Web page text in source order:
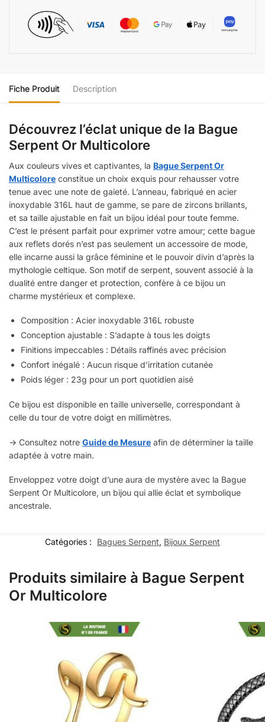
Fiche Produit Description
Découvrez l’éclat unique de la Bague
Serpent Or Multicolore
Aux couleurs vives et captivantes, la Bague Serpent Or
Multicolore constitue un choix exquis pour rehausser votre
tenue avec une note de gaieté. L’anneau, fabriqué en acier
inoxydable 316L haut de gamme, se pare de zircons brillants,
et sa taille ajustable en fait un bijou idéal pour toute femme.
C’est le présent parfait pour exprimer votre amour; cette bague
aux reflets dorés n’est pas seulement un accessoire de mode,
elle incarne aussi la grâce féminine et le pouvoir divin d’après la
mythologie celtique. Son motif de serpent, souvent associé à la
dualité entre danger et protection, confère à ce bijou un
charme mystérieux et complexe.
Composition : Acier inoxydable 316L robuste
Conception ajustable : S’adapte à tous les doigts
Finitions impeccables : Détails raffinés avec précision
Confort inégalé : Aucun risque d’irritation cutanée
Poids léger : 23g pour un port quotidien aisé
Ce bijou est disponible en taille universelle, correspondant à
celle du tour de votre doigt en millimètres.
-> Consultez notre Guide de Mesure afin de déterminer la taille
adaptée à votre main.
Enveloppez votre doigt d’une aura de mystère avec la Bague
Serpent Or Multicolore, un bijou qui allie éclat et symbolique
ancestrale.
Catégories : Bagues Serpent, Bijoux Serpent
Produits similaire à Bague Serpent
Or Multicolore